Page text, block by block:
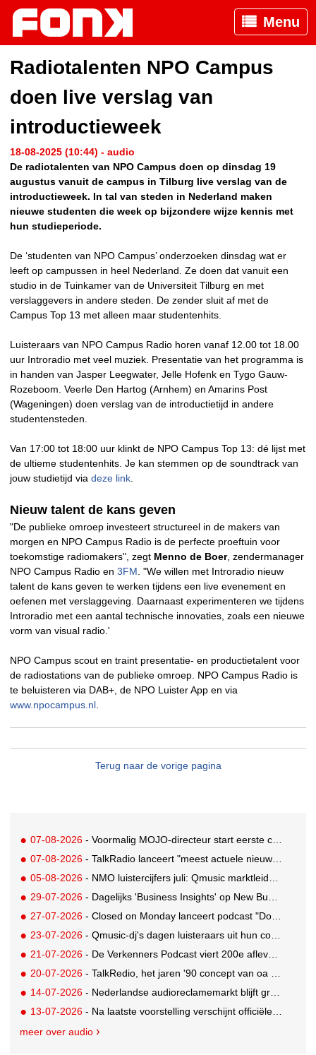
Menu
Radiotalenten NPO Campus
doen live verslag van
introductieweek
18-08-2025 (10:44) - audio
De radiotalenten van NPO Campus doen op dinsdag 19
augustus vanuit de campus in Tilburg live verslag van de
introductieweek. In tal van steden in Nederland maken
nieuwe studenten die week op bijzondere wijze kennis met
hun studieperiode.
De ‘studenten van NPO Campus’ onderzoeken dinsdag wat er
leeft op campussen in heel Nederland. Ze doen dat vanuit een
studio in de Tuinkamer van de Universiteit Tilburg en met
verslaggevers in andere steden. De zender sluit af met de
Campus Top 13 met alleen maar studentenhits.
Luisteraars van NPO Campus Radio horen vanaf 12.00 tot 18.00
uur Introradio met veel muziek. Presentatie van het programma is
in handen van Jasper Leegwater, Jelle Hofenk en Tygo Gauw-
Rozeboom. Veerle Den Hartog (Arnhem) en Amarins Post
(Wageningen) doen verslag van de introductietijd in andere
studentensteden.
Van 17:00 tot 18:00 uur klinkt de NPO Campus Top 13: dé lijst met
de ultieme studentenhits. Je kan stemmen op de soundtrack van
jouw studietijd via deze link
Nieuw talent de kans geven
"De publieke omroep investeert structureel in de makers van
morgen en NPO Campus Radio is de perfecte proeftuin voor
toekomstige radiomakers", zegt Menno de Boer, zendermanager
NPO Campus Radio en 3FM . "We willen met Introradio nieuw
talent de kans geven te werken tijdens een live evenement en
oefenen met verslaggeving. Daarnaast experimenteren we tijdens
Introradio met een aantal technische innovaties, zoals een nieuwe
vorm van visual radio.'
NPO Campus scout en traint presentatie- en productietalent voor
de radiostations van de publieke omroep. NPO Campus Radio is
te beluisteren via DAB+, de NPO Luister App en via
www.npocampus.nl
Terug naar de vorige pagina
07-08-2026 - Voormalig MOJO-directeur start eerste country radiozender van Nederland
07-08-2026 - TalkRadio lanceert "meest actuele nieuwspodcast van Nederland"
05-08-2026 - NMO luistercijfers juli: Qmusic marktleider, gevolgd door NPO2 en 538
29-07-2026 - Dagelijks 'Business Insights' op New Business Radio
27-07-2026 - Closed on Monday lanceert podcast "Dood op Dinsdag" met knipoog naar de reclameindustrie
23-07-2026 - Qmusic-dj's dagen luisteraars uit hun controle over eigen agenda volledig weg te geven
21-07-2026 - De Verkenners Podcast viert 200e aflevering als podium voor het agencylandschap
20-07-2026 - TalkRedio, het jaren '90 concept van oa Theo van Gogh, Jan Lenferink en Beau van Erven Dorens, herleeft in eigentijds format
14-07-2026 - Nederlandse audioreclamemarkt blijft groeien, retail nog altijd grootste branche
13-07-2026 - Na laatste voorstelling verschijnt officiële podcast over Soldaat van Oranje - De Musical
meer over audio